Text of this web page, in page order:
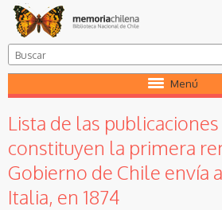
Menú
Lista de las
constituyen la primera
Gobierno de Chile envía
Italia, en 1874